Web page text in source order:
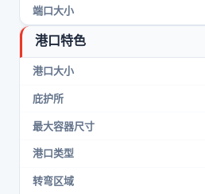
端口大小
港口特色
港口大小
庇护所
最大容器尺寸
港口类型
转弯区域